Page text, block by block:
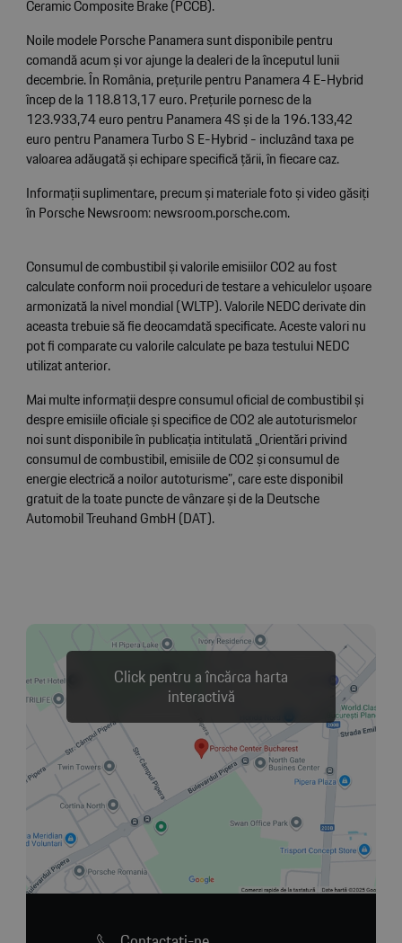
Ceramic Composite Brake (PCCB).
Noile modele Porsche Panamera sunt disponibile pentru
comandă acum și vor ajunge la dealeri de la începutul lunii
decembrie. În România, prețurile pentru Panamera 4 E-Hybrid
încep de la 118.813,17 euro. Prețurile pornesc de la
123.933,74 euro pentru Panamera 4S și de la 196.133,42
euro pentru Panamera Turbo S E-Hybrid - incluzând taxa pe
valoarea adăugată și echipare specifică țării, în fiecare caz.
Informații suplimentare, precum și materiale foto și video găsiți
în Porsche Newsroom:newsroom.porsche.com.
Consumul de combustibil și valorile emisiilor CO2 au fost
calculate conform noii proceduri de testare a vehiculelor ușoare
armonizată la nivel mondial (WLTP). Valorile NEDC derivate din
aceasta trebuie să fie deocamdată specificate. Aceste valori nu
pot fi comparate cu valorile calculate pe baza testului NEDC
utilizat anterior.
Mai multe informații despre consumul oficial de combustibil și
despre emisiile oficiale și specifice de CO2 ale autoturismelor
noi sunt disponibile în publicația intitulată „Orientări privind
consumul de combustibil, emisiile de CO2 și consumul de
energie electrică a noilor autoturisme”, care este disponibil
gratuit de la toate puncte de vânzare și de la Deutsche
Automobil Treuhand GmbH (DAT).
Click pentru a încărca harta
interactivă